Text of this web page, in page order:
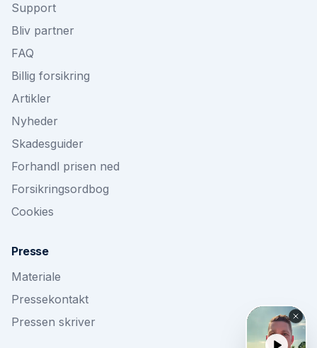
Support
Bliv partner
FAQ
Billig forsikring
Artikler
Nyheder
Skadesguider
Forhandl prisen ned
Forsikringsordbog
Cookies
Presse
Materiale
Pressekontakt
Pressen skriver